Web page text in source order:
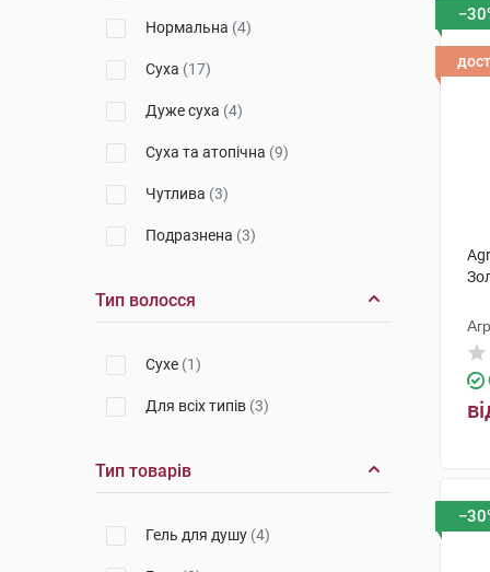
Нормальна (4)
Суха (17)
Дуже суха (4)
Суха та атопічна (9)
Чутлива (3)
Подразнена (3)
Тип волосся
Сухе (1)
Для всіх типів (3)
Тип товарів
Гель для душу (4)